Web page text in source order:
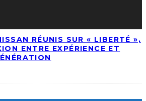
RÉUNIS SUR « LIBERTÉ »,
ENTRE EXPÉRIENCE ET